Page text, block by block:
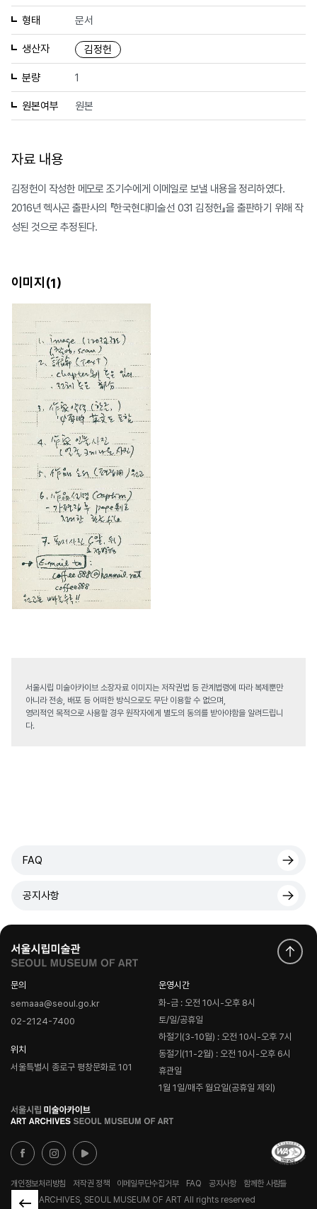
형태 문서
생산자 김정헌
분량 1
원본여부 원본
자료 내용
김정헌이 작성한 메모로 조기수에게 이메일로 보낼 내용을 정리하였다.
2016년 헥사곤 출판사의 『한국현대미술선 031 김정헌』을 출판하기 위해 작
성된 것으로 추정된다.
이미지(1)
서울시립 미술아카이브 소장자료 이미지는 저작권법 등 관계법령에 따라 복제뿐만
아니라 전송, 배포 등 어떠한 방식으로도 무단 이용할 수 없으며,
영리적인 목적으로 사용할 경우 원작자에게 별도의 동의를 받아야함을 알려드립니
다.
FAQ
공지사항
문의
semaaa@seoul.go.kr
02-2124-7400
위치
서울특별시 종로구 평창문화로 101
운영시간
화-금 : 오전 10시-오후 8시
토/일/공휴일
하절기(3-10월) : 오전 10시-오후 7시
동절기(11-2월) : 오전 10시-오후 6시
휴관일
1월 1일/매주 월요일(공휴일 제외)
로
고
개인정보처리방침 저작권 정책 이메일무단수집거부 FAQ 공지사항
함께한 사람들
© ART ARCHIVES, SEOUL MUSEUM OF ART All rights reserved